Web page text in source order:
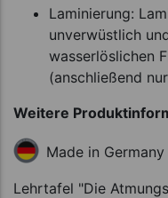
Laminierung:
unverwüstlich
wasserlöslichen
(anschließend
Weitere
Made in Germany
Lehrtafel "Die